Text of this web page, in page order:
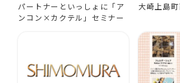
パートナーといっしょに「ア
ンコン×カクテル」セミナー
大崎上島